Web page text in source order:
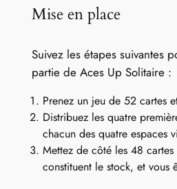
Mise en place
Suivez les étapes suivantes
partie de Aces Up Solitaire :
Prenez un jeu de 52 cartes
Distribuez les quatre
chacun des quatre espaces
Mettez de côté les 48 cartes
constituent le stock, et vous